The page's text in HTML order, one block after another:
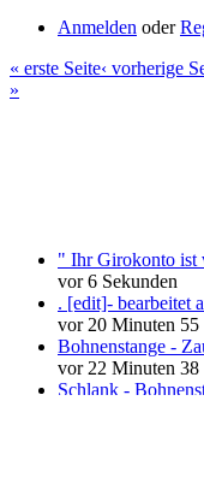
Anmelden oder
« erste Seite‹ vorherige
»
" Ihr Girokonto ist
vor 6 Sekunden
. [edit]- bearbeitet
vor 20 Minuten 55
Bohnenstange -
vor 22 Minuten 38
Schlank -